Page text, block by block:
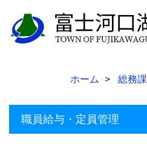
ホーム 総務課
職員給与・定員管理